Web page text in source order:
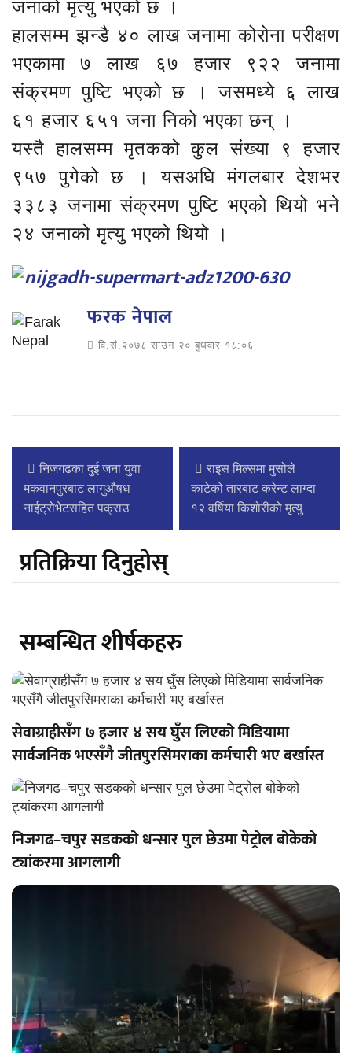
जनाको मृत्यु भएको छ ।
हालसम्म झन्डै ४० लाख जनामा कोरोना परीक्षण
भएकामा ७ लाख ६७ हजार ९२२ जनामा
संक्रमण पुष्टि भएको छ । जसमध्ये ६ लाख
६१ हजार ६५१ जना निको भएका छन् ।
यस्तै हालसम्म मृतकको कुल संख्या ९ हजार
९५७ पुगेको छ । यसअघि मंगलबार देशभर
३३८३ जनामा संक्रमण पुष्टि भएको थियो भने
२४ जनाको मृत्यु भएको थियो ।
फरक नेपाल
वि.सं.२०७८ साउन २० बुधवार १८:०६
निजगढका दुई जना युवा
मकवानपुरबाट लागुऔषध
नाईट्रोभेटसहित पक्राउ
राइस मिल्समा मुसोले
काटेको तारबाट करेन्ट लाग्दा
१२ वर्षिया किशोरीको मृत्यु
प्रतिक्रिया दिनुहोस्
सम्बन्धित शीर्षकहरु
सेवाग्राहीसँग ७ हजार ४ सय घुँस लिएको मिडियामा
सार्वजनिक भएसँगै जीतपुरसिमराका कर्मचारी भए बर्खास्त
निजगढ–चपुर सडकको धन्सार पुल छेउमा पेट्रोल बोकेको
ट्यांकरमा आगलागी